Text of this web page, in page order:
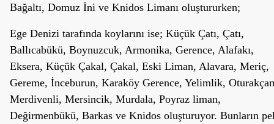
Bağaltı, Domuz İni ve Knidos Limanı oluştururken;
Ege Denizi tarafında koylarını ise; Küçük Çatı, Çatı,
Ballıcabükü, Boynuzcuk, Armonika, Gerence, Alafakı,
Eksera, Küçük Çakal, Çakal, Eski Liman, Alavara, Meriç,
Gereme, İnceburun, Karaköy Gerence, Yelimlik,
Merdivenli, Mersincik, Murdala, Poyraz liman,
Değirmenbükü, Barkas ve Knidos oluşturuyor. Bunların